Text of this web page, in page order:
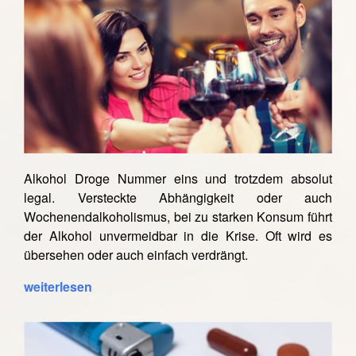
Alkohol Droge Nummer eins und trotzdem absolut
legal. Versteckte Abhängigkeit oder auch
Wochenendalkoholismus, bei zu starken Konsum führt
der Alkohol unvermeidbar in die Krise. Oft wird es
übersehen oder auch einfach verdrängt.
weiterlesen